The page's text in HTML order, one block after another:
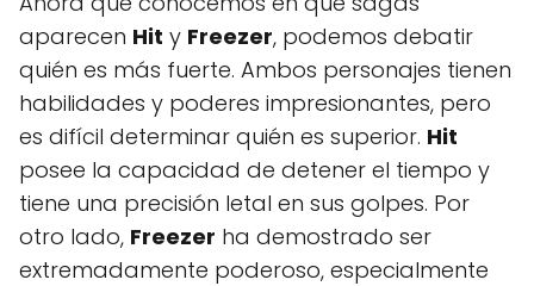
aparecen Hit y Freezer, podemos debatir
quién es más fuerte. Ambos personajes tienen
habilidades y poderes impresionantes, pero
es difícil determinar quién es superior. Hit
posee la capacidad de detener el tiempo y
tiene una precisión letal en sus golpes. Por
otro lado, Freezer ha demostrado ser
extremadamente poderoso, especialmente